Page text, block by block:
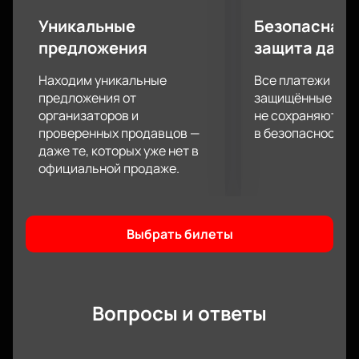
Уникальные
предложения
Находим уникальные
предложения от
организаторов и
проверенных продавцов —
даже те, которых уже нет в
официальной продаже.
Безопасная
защита
Все платежи
защищённые
не сохраняются
в безопасности.
Выбрать билеты
Вопросы и ответы